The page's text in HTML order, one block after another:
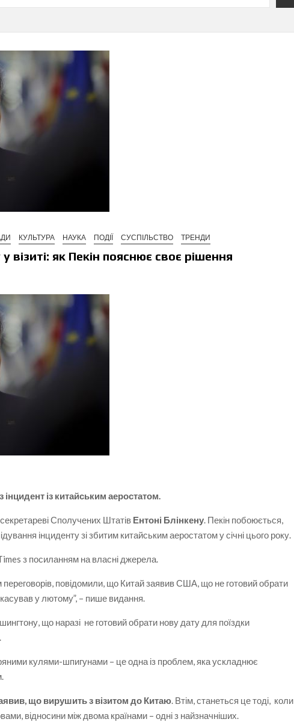
КУЛЬТУРА НАУКА ПОДІЇ СУСПІЛЬСТВО ТРЕНДИ
візиті: як Пекін пояснює своє рішення
із китайським аеростатом.
Сполучених Штатів Ентоні Блінкену. Пекін побоюється,
інциденту зі збитим китайським аеростатом у січні цього року.
з посиланням на власні джерела.
переговорів, повідомили, що Китай заявив США, що не готовий обрати
у лютому”, – пише видання.
що наразі не готовий обрати нову дату для поїздки
кулями-шпигунами – це одна із проблем, яка ускладнює
що вирушить з візитом до Китаю. Втім, станеться це тоді, коли
відносини між двома країнами – одні з найзначніших.